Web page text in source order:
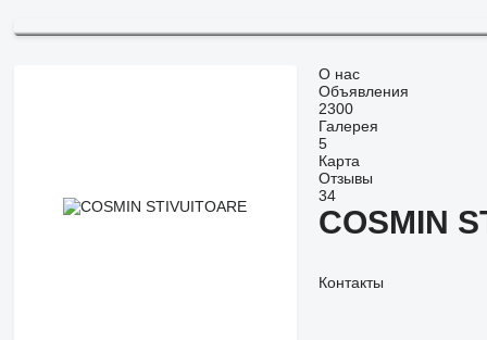
О нас
Объявления
2300
Галерея
5
Карта
Отзывы
34
COSMIN
Контакты